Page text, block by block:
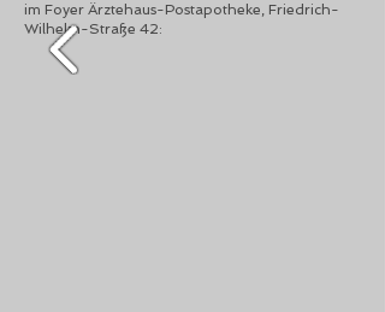
im Foyer Ärztehaus-Postapotheke, Friedrich-
Wilhelm-Straße 42: